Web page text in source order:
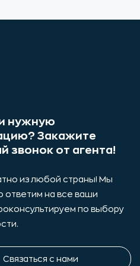
нужную
Закажите
звонок от агента!
из любой страны! Мы
ответим на все ваши
по выбору
Связаться с нами